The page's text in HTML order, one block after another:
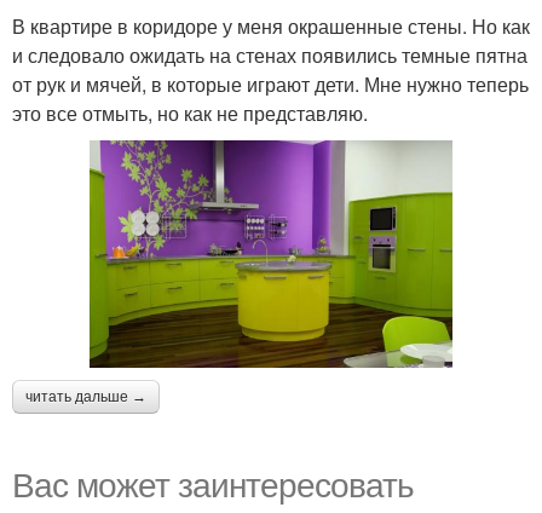
В квартире в коридоре у меня окрашенные стены. Но как
и следовало ожидать на стенах появились темные пятна
от рук и мячей, в которые играют дети. Мне нужно теперь
это все отмыть, но как не представляю.
читать дальше →
Вас может заинтересовать